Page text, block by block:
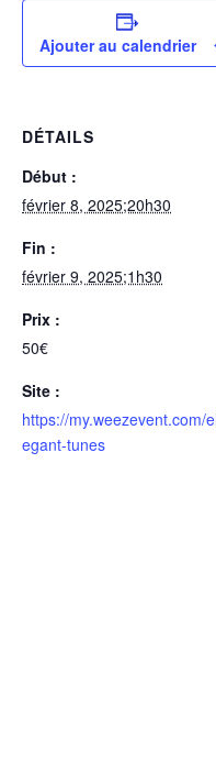
Ajouter au calendrier
DÉTAILS
Début :
février 8, 2025;20h30
Fin :
février 9, 2025;1h30
Prix :
50€
Site :
https://my.weezevent.com/el
egant-tunes